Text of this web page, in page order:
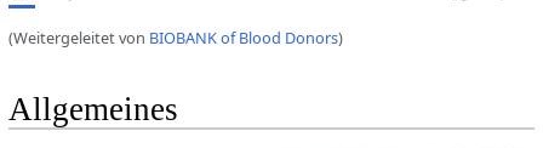
(Weitergeleitet von BIOBANK of Blood Donors)
Allgemeines